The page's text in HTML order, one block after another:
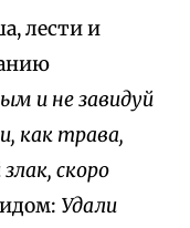
лести и
и не завидуй
как трава,
скоро
Удали